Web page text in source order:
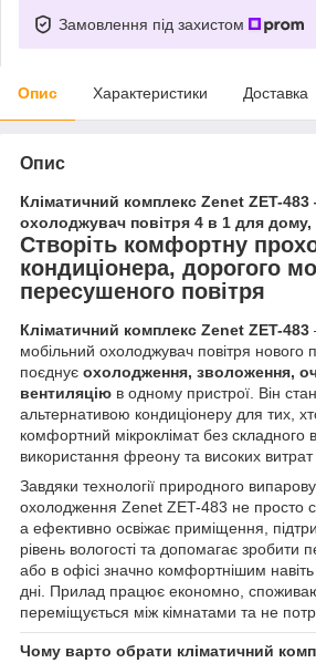
Замовлення під захистом
Опис Характеристики Доставка
Опис
Кліматичний комплекс Zenet ZET-
охолоджувач повітря 4 в 1 для дому,
Створіть комфортну
кондиціонера, дорогого
пересушеного повітря
Кліматичний комплекс Zenet ZET-483
мобільний охолоджувач повітря нового
поєднує охолодження, зволоження,
вентиляцію в одному пристрої. Він
альтернативою кондиціонеру для тих,
комфортний мікроклімат без складного
використання фреону та високих витрат
Завдяки технології природного
охолодження Zenet ZET-483 не просто
а ефективно освіжає приміщення,
рівень вологості та допомагає зробити
або в офісі значно комфортнішим навіть
дні. Прилад працює економно,
переміщується між кімнатами та не
Чому варто обрати кліматичний